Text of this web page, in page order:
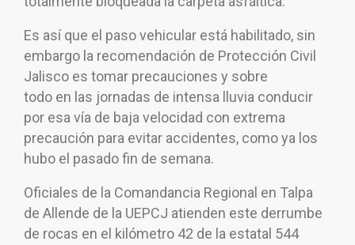
Es así que el paso vehicular está habilitado, sin
embargo la recomendación de Protección Civil
Jalisco es tomar precauciones y sobre
todo en las jornadas de intensa lluvia conducir
por esa vía de baja velocidad con extrema
precaución para evitar accidentes, como ya los
hubo el pasado fin de semana.
Oficiales de la Comandancia Regional en Talpa
de Allende de la UEPCJ atienden este derrumbe
de rocas en el kilómetro 42 de la estatal 544